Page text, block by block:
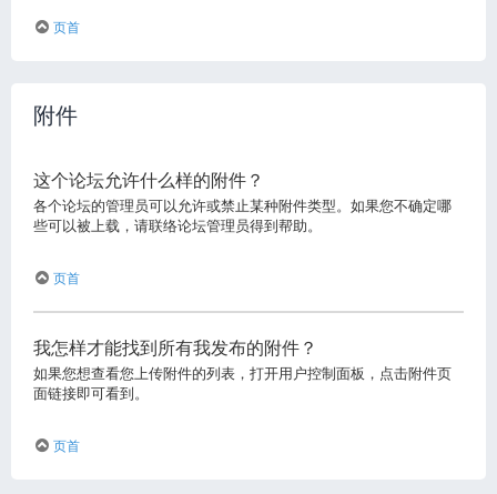
页首
附件
这个论坛允许什么样的附件？
各个论坛的管理员可以允许或禁止某种附件类型。如果您不确定哪
些可以被上载，请联络论坛管理员得到帮助。
页首
我怎样才能找到所有我发布的附件？
如果您想查看您上传附件的列表，打开用户控制面板，点击附件页
面链接即可看到。
页首